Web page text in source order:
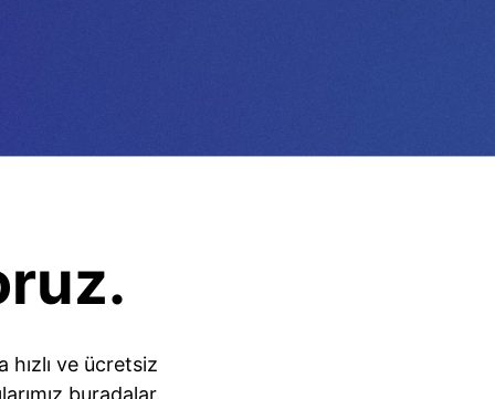
hızlı ve ücretsiz
buradalar.